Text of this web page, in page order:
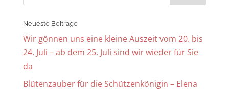
Neueste Beiträge
Wir gönnen uns eine kleine Auszeit vom 20. bis
24. Juli – ab dem 25. Juli sind wir wieder für Sie
da
Blütenzauber für die Schützenkönigin – Elena